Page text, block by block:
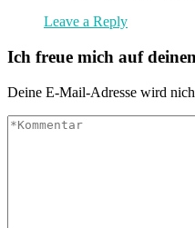
Leave a Reply
Ich freue mich auf
Deine E-Mail-Adresse wird